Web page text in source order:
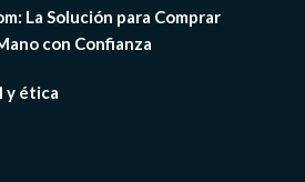
La Solución para Comprar
con Confianza
y ética